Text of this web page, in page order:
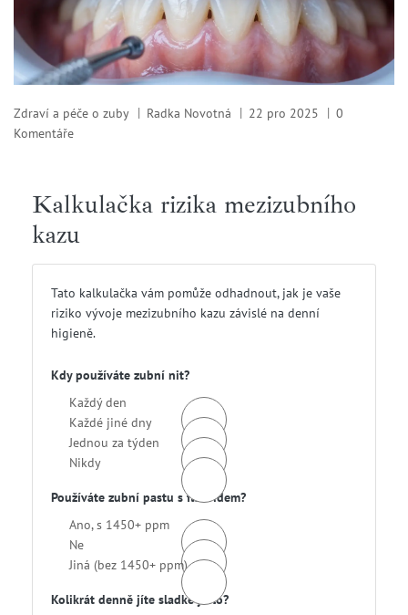
Zdraví a péče o zuby Radka Novotná 22 pro 2025
0
Komentáře
Kalkulačka rizika mezizubního
kazu
Tato kalkulačka vám pomůže odhadnout, jak je vaše
riziko vývoje mezizubního kazu závislé na denní
higieně.
Kdy používáte zubní nit?
Každý den
Každé jiné dny
Jednou za týden
Nikdy
Používáte zubní pastu s fluoridem?
Ano, s 1450+ ppm
Ne
Jiná (bez 1450+ ppm)
Kolikrát denně jíte sladké jídlo?